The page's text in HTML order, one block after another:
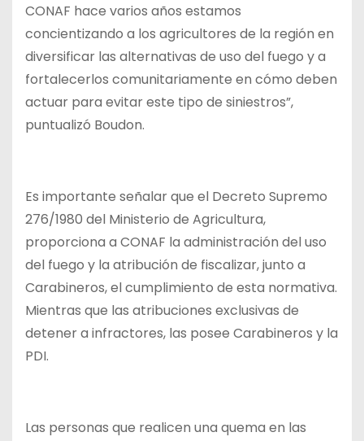
CONAF hace varios años estamos
concientizando a los agricultores de la región en
diversificar las alternativas de uso del fuego y a
fortalecerlos comunitariamente en cómo deben
actuar para evitar este tipo de siniestros”,
puntualizó Boudon.
Es importante señalar que el Decreto Supremo
276/1980 del Ministerio de Agricultura,
proporciona a CONAF la administración del uso
del fuego y la atribución de fiscalizar, junto a
Carabineros, el cumplimiento de esta normativa.
Mientras que las atribuciones exclusivas de
detener a infractores, las posee Carabineros y la
PDI.
Las personas que realicen una quema en las